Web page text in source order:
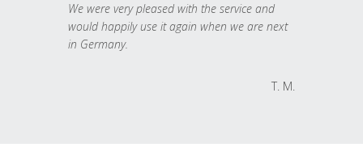
We were very pleased with the service and
would happily use it again when we are next
in Germany.
T. M.